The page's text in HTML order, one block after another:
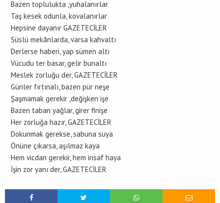
Bazen toplulukta ,yuhalanırlar
Taş kesek odunla, kovalanırlar
Hepsine dayanır GAZETECİLER
Süslü mekânlarda, varsa kahvaltı
Derlerse haberi, yap sümen altı
Vücudu ter basar, gelir bunaltı
Meslek zorluğu der, GAZETECİLER
Günler fırtınalı, bazen pür neşe
Şaşmamak gerekir ,değişken işe
Bazen taban yağlar, girer finişe
Her zorluğa hazır, GAZETECİLER
Dokunmak gerekse, sabuna suya
Önüne çıkarsa, aşılmaz kaya
Hem vicdan gerekir, hem insaf haya
İşin zor yanı der, GAZETECİLER